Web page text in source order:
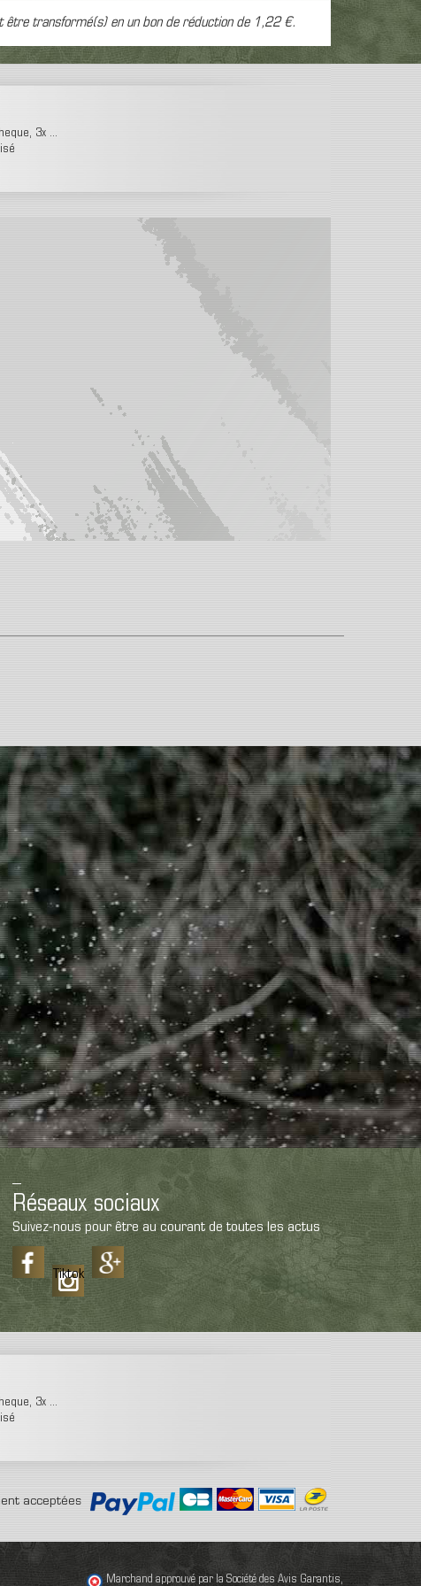
être transformé(s) en un bon de réduction de 1,22 €.
3x ...
Réseaux sociaux
Suivez-nous pour être au courant de toutes les actus
Tiktok
3x ...
acceptées
Marchand approuvé par la Société des Avis Garantis,